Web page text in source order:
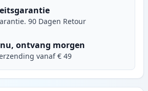
90 Dagen Retour
ontvang morgen
vanaf € 49